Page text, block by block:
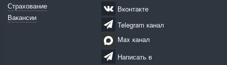
Страхование
Вакансии
Вконтакте
Telegram канал
Max канал
Написать в